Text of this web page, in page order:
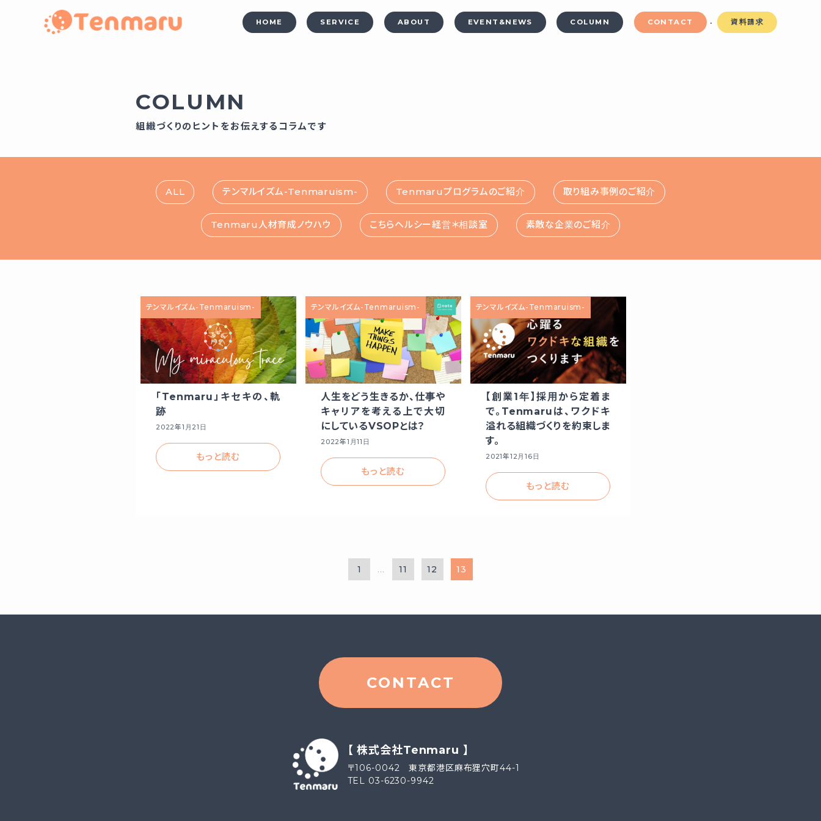
HOME SERVICE ABOUT EVENT&NEWS COLUMN CONTACT 資料請求
COLUMN
組織づくりのヒントをお伝えするコラムです
ALL テンマルイズム-Tenmaruism- Tenmaruプログラムのご紹介 取り組み事例のご紹介
Tenmaru人材育成ノウハウ こちらヘルシー経営＊相談室 素敵な企業のご紹介
テンマルイズム-Tenmaruism-
「Tenmaru」キセキの、軌
跡
2022年1月21日
テンマルイズム-Tenmaruism-
人生をどう生きるか、仕事や
キャリアを考える上で大切
にしているVSOPとは？
2022年1月11日
テンマルイズム-Tenmaruism-
【創業1年】採用から定着ま
で。Tenmaruは、ワクドキ
溢れる組織づくりを約束しま
す。
2021年12月16日
1 ... 11 12 13
CONTACT
【 株式会社Tenmaru 】
〒106-0042 東京都港区麻布狸穴町44-1
TEL 03-6230-9942